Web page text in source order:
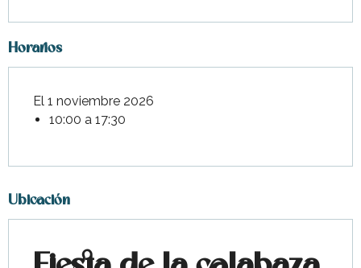
Horarios
El 1 noviembre 2026
10:00 a 17:30
Ubicación